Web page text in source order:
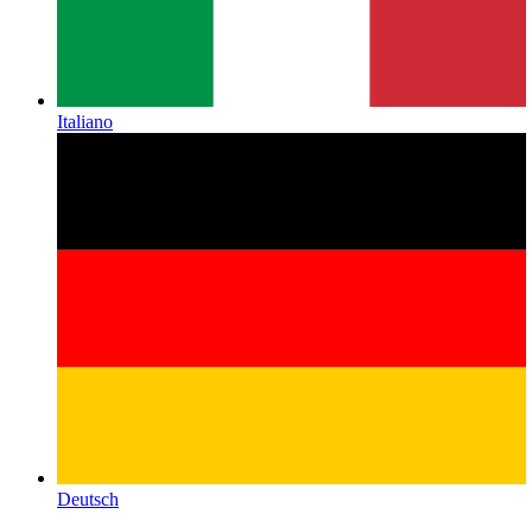
Italiano
Deutsch